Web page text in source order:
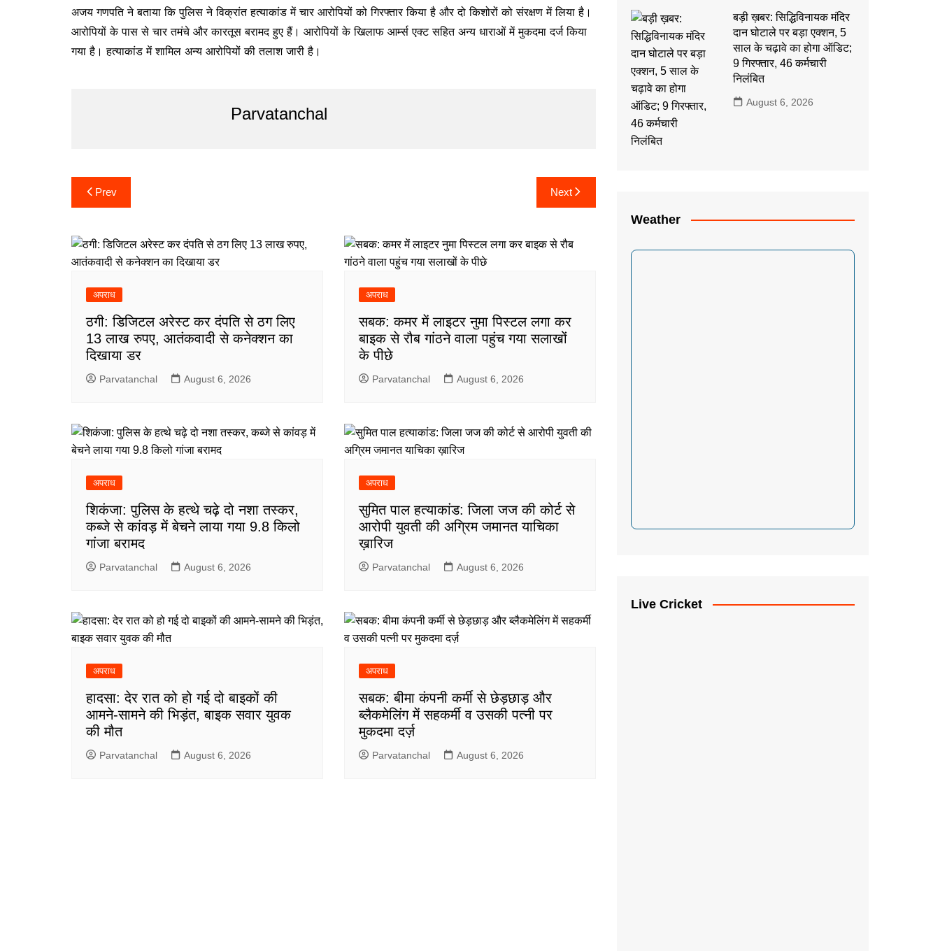
अजय गणपति ने बताया कि पुलिस ने विक्रांत हत्याकांड में चार आरोपियों को गिरफ्तार किया है और दो किशोरों को संरक्षण में लिया है।
आरोपियों के पास से चार तमंचे और कारतूस बरामद हुए हैं। आरोपियों के खिलाफ आर्म्स एक्ट सहित अन्य धाराओं में मुकदमा दर्ज किया
गया है। हत्याकांड में शामिल अन्य आरोपियों की तलाश जारी है।
Parvatanchal
Post
navigation
Prev Next
अपराध
ठगी: डिजिटल अरेस्ट कर दंपति से ठग लिए
13 लाख रुपए, आतंकवादी से कनेक्शन का
दिखाया डर
Parvatanchal August 6, 2026
अपराध
सबक: कमर में लाइटर नुमा पिस्टल लगा कर
बाइक से रौब गांठने वाला पहुंच गया सलाखों
के पीछे
Parvatanchal August 6, 2026
अपराध
शिकंजा: पुलिस के हत्थे चढ़े दो नशा तस्कर,
कब्जे से कांवड़ में बेचने लाया गया 9.8 किलो
गांजा बरामद
Parvatanchal August 6, 2026
अपराध
सुमित पाल हत्याकांड: जिला जज की कोर्ट से
आरोपी युवती की अग्रिम जमानत याचिका
ख़ारिज
Parvatanchal August 6, 2026
अपराध
हादसा: देर रात को हो गई दो बाइकों की
आमने-सामने की भिड़ंत, बाइक सवार युवक
की मौत
Parvatanchal August 6, 2026
अपराध
सबक: बीमा कंपनी कर्मी से छेड़छाड़ और
ब्लैकमेलिंग में सहकर्मी व उसकी पत्नी पर
मुकदमा दर्ज़
Parvatanchal August 6, 2026
बड़ी ख़बर: सिद्धिविनायक मंदिर
दान घोटाले पर बड़ा एक्शन, 5
साल के चढ़ावे का होगा ऑडिट;
9 गिरफ्तार, 46 कर्मचारी
निलंबित
August 6, 2026
Weather
Live Cricket